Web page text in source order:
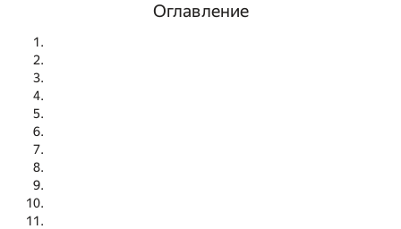
Оглавление